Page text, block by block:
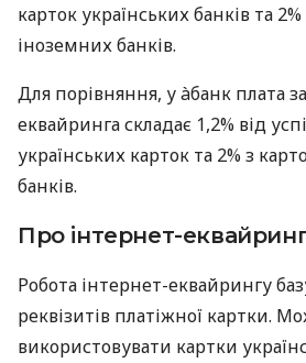
карток українських банків та
іноземних банків.
Для порівняння, у àбанк плата
еквайринга складає 1,2% від
українських карток та 2% з
банків.
Про інтернет-
Робота інтернет-еквайрингу
реквізитів платіжної картки.
використовувати картки